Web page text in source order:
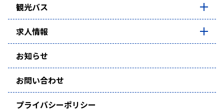
観光バス
求人情報
お知らせ
お問い合わせ
プライバシーポリシー